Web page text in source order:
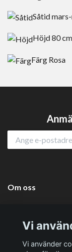
Såtid
Höjd 80 cm
Färg Rosa
Om oss
Sociala medier
Vi
Vi använder